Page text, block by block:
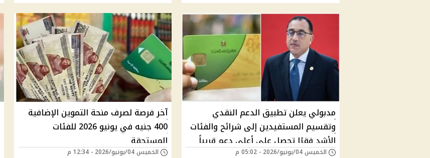
مدبولي يعلن تطبيق الدعم النقدي
وتقسيم المستفيدين إلى شرائح والفئات
الأشد فقرًا تحصل على أعلى دعم قريباً
الخميس 04/يونيو/2026 - 05:02 م
آخر فرصة لصرف منحة التموين الإضافية
400 جنيه في يونيو 2026 للفئات
المستحقة
الخميس 04/يونيو/2026 - 12:34 م